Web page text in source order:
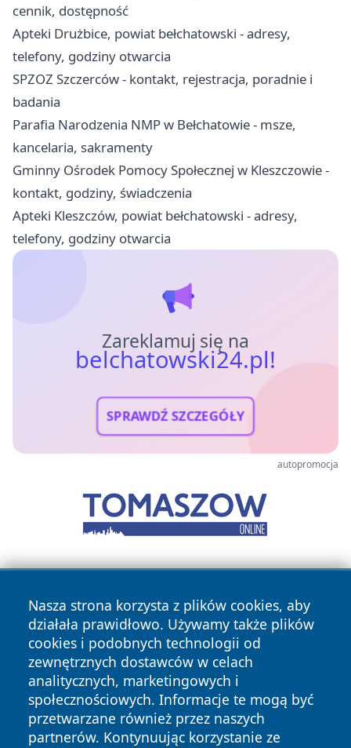
cennik, dostępność
Apteki Drużbice, powiat bełchatowski - adresy,
telefony, godziny otwarcia
SPZOZ Szczerców - kontakt, rejestracja, poradnie i
badania
Parafia Narodzenia NMP w Bełchatowie - msze,
kancelaria, sakramenty
Gminny Ośrodek Pomocy Społecznej w Kleszczowie -
kontakt, godziny, świadczenia
Apteki Kleszczów, powiat bełchatowski - adresy,
telefony, godziny otwarcia
Zareklamuj się na
belchatowski24.pl!
SPRAWDŹ SZCZEGÓŁY
autopromocja
Nasza strona korzysta z plików cookies, aby
działała prawidłowo. Używamy także plików
cookies i podobnych technologii od
zewnętrznych dostawców w celach
analitycznych, marketingowych i
społecznościowych. Informacje te mogą być
przetwarzane również przez naszych
partnerów. Kontynuując korzystanie ze
Copyright © 2026 belchatowski24.pl Wszystkie prawa
zastrzeżone.
Polityka Polityka